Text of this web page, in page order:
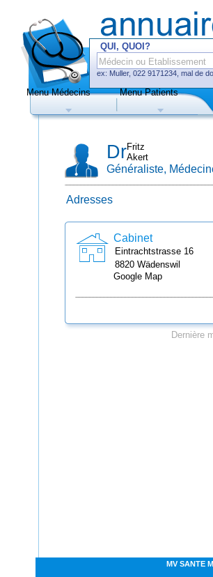
QUI, QUOI?
ex: Muller, 022 9171234, mal de
de prise de rendez-
Menu Médecins Menu Patients
DrFritz
Akert
Généraliste,
Adresses
Cabinet
Eintrachtstrasse 16
8820 Wädenswil
Google Map
Dernière
MV SANTE